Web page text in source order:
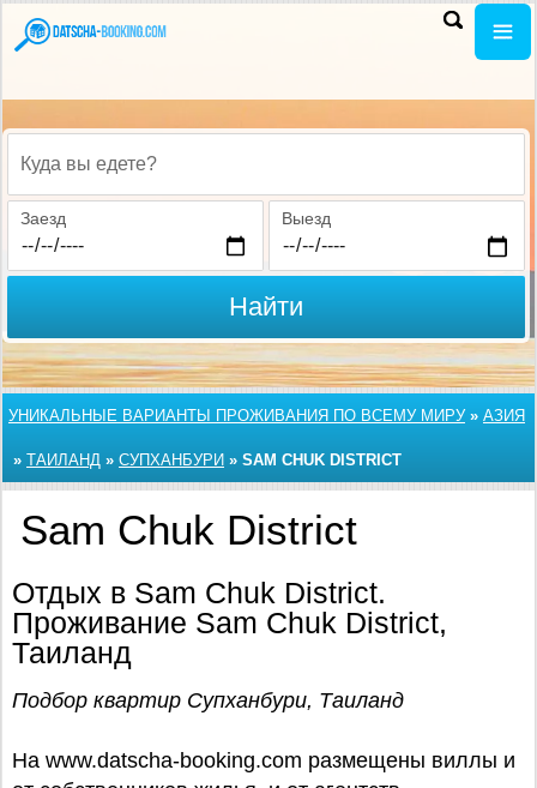
Куда вы едете?
Заезд Выезд
Найти
УНИКАЛЬНЫЕ ВАРИАНТЫ ПРОЖИВАНИЯ ПО ВСЕМУ МИРУ» АЗИЯ
» ТАИЛАНД » СУПХАНБУРИ » SAM CHUK DISTRICT
Sam Chuk District
Отдых в Sam Chuk District.
Проживание Sam Chuk District,
Таиланд
Подбор квартир Супханбури, Таиланд
На www.datscha-booking.com размещены виллы и